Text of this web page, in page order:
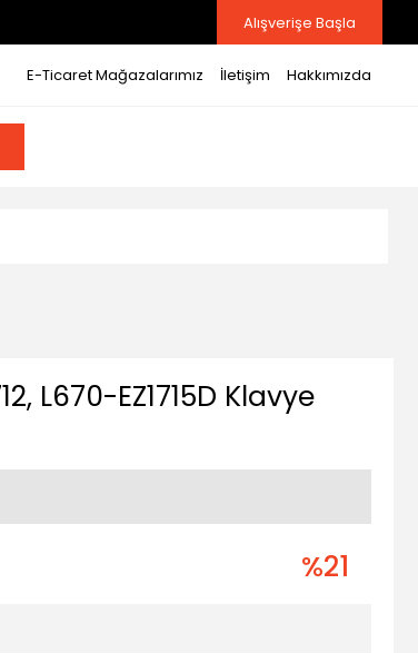
Alışverişe Başla
E-Ticaret Mağazalarımız İletişim Hakkımızda
L670-EZ1715D Klavye
%21